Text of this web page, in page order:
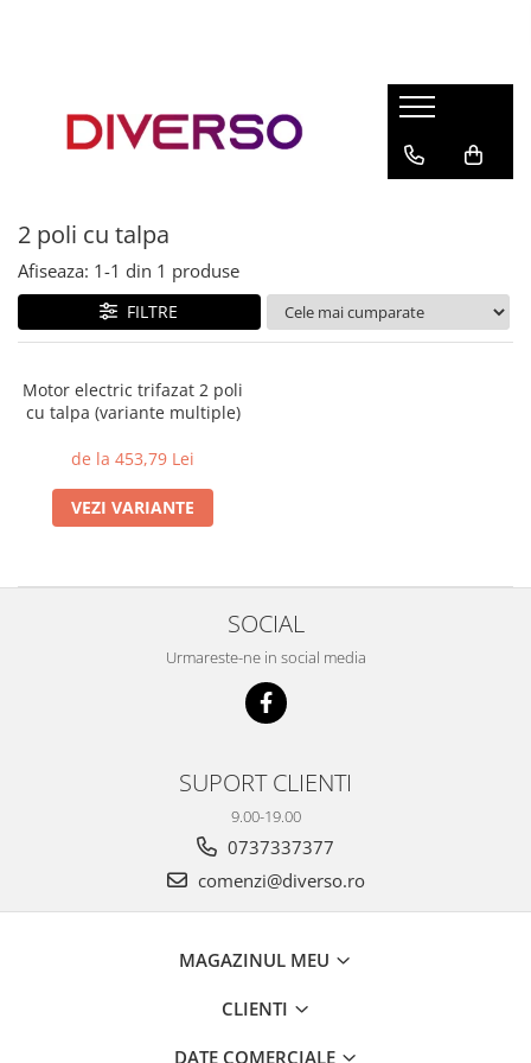
ASA
SILK
HIPS
PMMA
MULTIMATERIAL
2 poli cu talpa
Afiseaza: 1-1 din 1 produse
FILTRE
Motor electric trifazat 2 poli
cu talpa (variante multiple)
de la 453,79 Lei
VEZI VARIANTE
SOCIAL
Urmareste-ne in social media
SUPORT CLIENTI
9.00-19.00
0737337377
comenzi@diverso.ro
MAGAZINUL MEU
CLIENTI
DATE COMERCIALE